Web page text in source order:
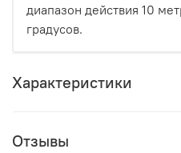
диапазон действия 10
градусов.
Характеристики
Отзывы